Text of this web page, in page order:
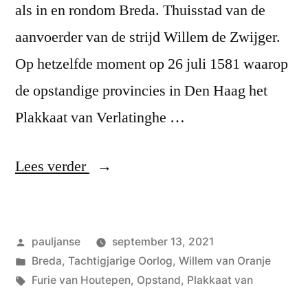
als in en rondom Breda. Thuisstad van de
aanvoerder van de strijd Willem de Zwijger.
Op hetzelfde moment op 26 juli 1581 waarop
de opstandige provincies in Den Haag het
Plakkaat van Verlatinghe …
Lees verder
“Het
het
Zuur”
Geplaatst
door
pauljanse
september 13, 2021
Geplaatst
in
Breda, Tachtigjarige Oorlog, Willem van Oranje
Tags:
Furie van Houtepen, Opstand, Plakkaat van